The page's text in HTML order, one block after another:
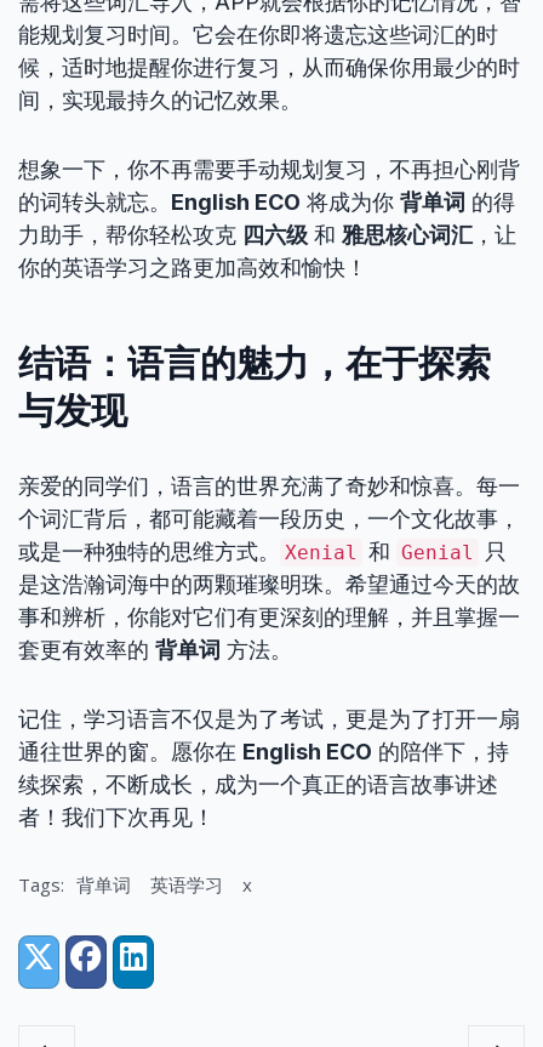
能规划复习时间。它会在你即将遗忘这些词汇的时
候，适时地提醒你进行复习，从而确保你用最少的时
间，实现最持久的记忆效果。
想象一下，你不再需要手动规划复习，不再担心刚背
的词转头就忘。 English ECO 将成为你 背单词 的得
力助手，帮你轻松攻克 四六级 和 雅思核心词汇 ，让
你的英语学习之路更加高效和愉快！
结语：语言的魅力，在于探索
与发现
亲爱的同学们，语言的世界充满了奇妙和惊喜。每一
个词汇背后，都可能藏着一段历史，一个文化故事，
或是一种独特的思维方式。
Xenial 和 Genial
只
是这浩瀚词海中的两颗璀璨明珠。希望通过今天的故
事和辨析，你能对它们有更深刻的理解，并且掌握一
套更有效率的 背单词 方法。
记住，学习语言不仅是为了考试，更是为了打开一扇
通往世界的窗。愿你在 English ECO 的陪伴下，持
续探索，不断成长，成为一个真正的语言故事讲述
者！我们下次再见！
Tags: 背单词 英语学习 x
Share:
X (Twitter)
FacebookLinkedIn